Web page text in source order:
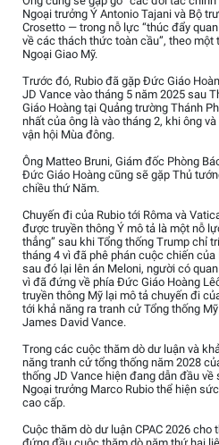
Ngoại trưởng Ý Antonio Tajani và Bộ
Crosetto — trong nỗ lực “thúc đẩy
về các thách thức toàn cầu”, theo một
Ngoại Giao Mỹ.
Trước đó, Rubio đã gặp Đức Giáo
JD Vance vào tháng 5 năm 2025 sau
Giáo Hoàng tại Quảng trường Thánh
nhất của ông là vào tháng 2, khi ông
vận hội Mùa đông.
Ông Matteo Bruni, Giám đốc Phòng
Đức Giáo Hoàng cũng sẽ gặp Thủ
chiều thứ Năm.
Chuyến đi của Rubio tới Rôma và
được truyền thông Ý mô tả là một nỗ
thẳng” sau khi Tổng thống Trump chỉ
tháng 4 vì đã phê phán cuộc chiến
sau đó lại lên án Meloni, người có
vì đã đứng về phía Đức Giáo Hoàng
truyền thông Mỹ lại mô tả chuyến đi
tới khả năng ra tranh cử Tổng thống
James David Vance.
Trong các cuộc thăm dò dư luận và
năng tranh cử tổng thống năm 2028
thống JD Vance hiện đang dẫn đầu
Ngoại trưởng Marco Rubio thể hiện
cao cấp.
Cuộc thăm dò dư luận CPAC 2026 cho